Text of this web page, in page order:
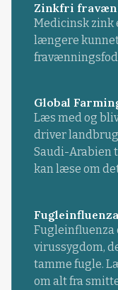
Zinkfri
Medicinsk zink
længere
Global
Læs med og
driver
Saudi-Arabien
kan læse om
Fugleinfluenza
Fugleinfluenza
virussygdom,
tamme fugle.
om alt fra